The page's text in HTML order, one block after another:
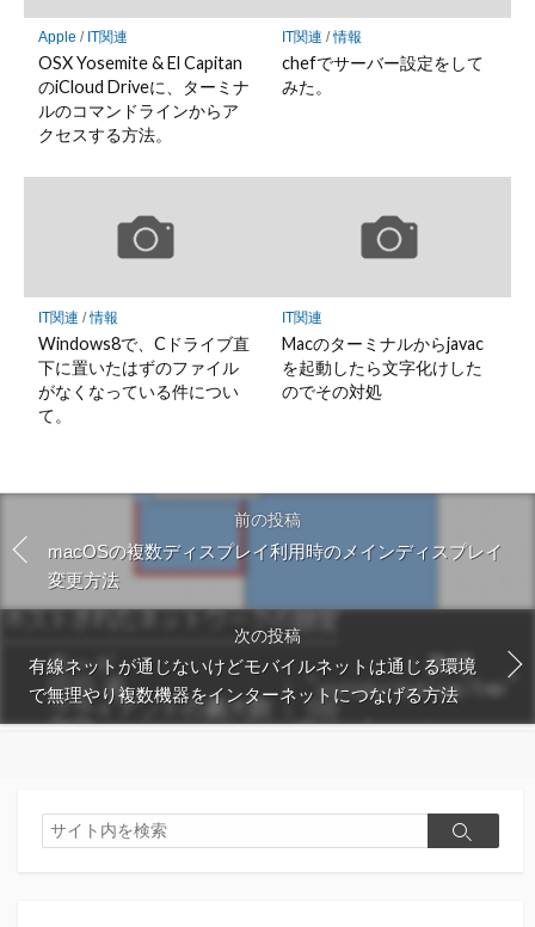
Apple / IT関連
OSX Yosemite & El Capitan
のiCloud Driveに、ターミナ
ルのコマンドラインからア
クセスする方法。
IT関連 /情報
chefでサーバー設定をして
みた。
IT関連 /情報
Windows8で、Cドライブ直
下に置いたはずのファイル
がなくなっている件につい
て。
IT関連
Macのターミナルからjavac
を起動したら文字化けした
のでその対処
前の投稿
macOSの複数ディスプレイ利用時のメインディスプレイ
変更方法
次の投稿
有線ネットが通じないけどモバイルネットは通じる環境
で無理やり複数機器をインターネットにつなげる方法
検
索
検